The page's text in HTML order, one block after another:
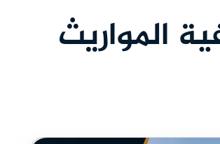
المواريث